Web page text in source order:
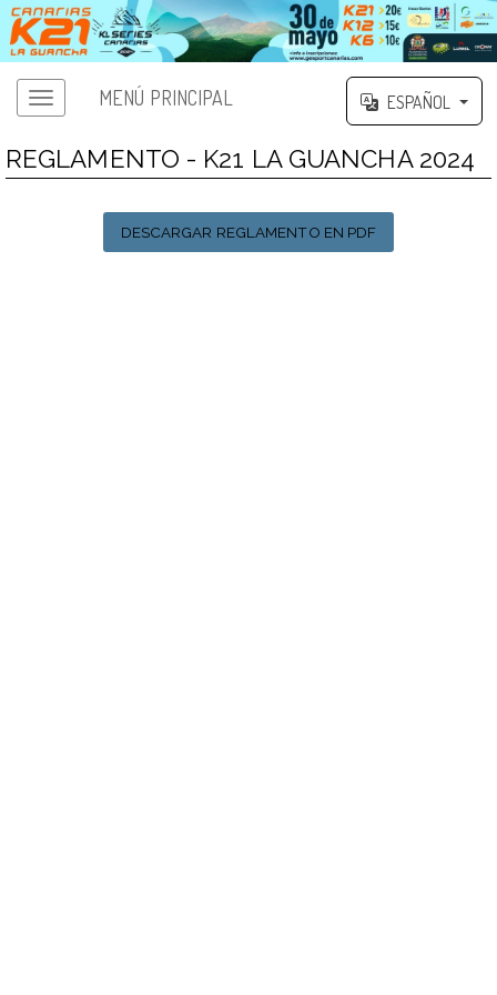
MENÚ PRINCIPAL ESPAÑOL
REGLAMENTO - K21 LA GUANCHA 2024
DESCARGAR REGLAMENTO EN PDF